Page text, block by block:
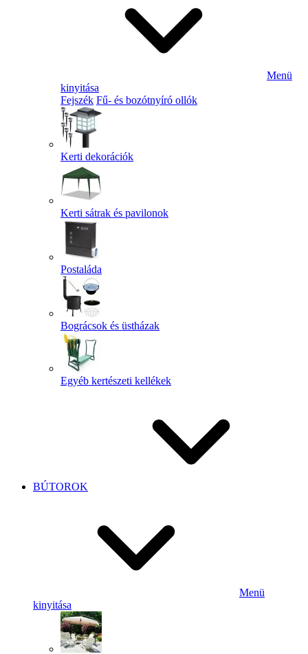
Menü
kinyitása
Fejszék Fű- és bozótnyíró ollók
Kerti dekorációk
Kerti sátrak és pavilonok
Postaláda
Bográcsok és üstházak
Egyéb kertészeti kellékek
BÚTOROK
Menü
kinyitása